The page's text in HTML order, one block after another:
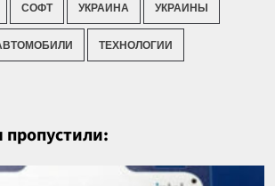
СОФТ УКРАИНА УКРАИНЫ
ТЕХНОЛОГИИ